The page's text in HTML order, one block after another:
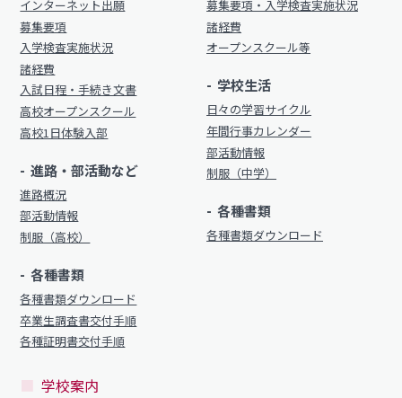
学校案内
明訓の学び（カリキュラムポリシー）
施設紹介
今月の予定
よくある質問
教員募集
明訓同窓会
動画ライブラリー
MEIKUNサポート（ご支援のお願い）
各種書類
各種書類ダウンロード
各種証明書交付手順
学校案内
新着情報
明訓の学び（カリキュラムポリシー）
施設紹介
今月の予定
よくある質問
教員募集
インターネット出願
募集要項
入学検査実施状況
諸経費
入試日程・手続き文書
高校オープンスクール
高校1日体験入部
進路・部活動など
進路概況
部活動情報
制服（高校）
各種書類
各種書類ダウンロード
卒業生調査書交付手順
各種証明書交付手順
募集要項・入学検査実施状況
諸経費
オープンスクール等
学校生活
日々の学習サイクル
年間行事カレンダー
部活動情報
制服（中学）
各種書類
各種書類ダウンロード
学校案内